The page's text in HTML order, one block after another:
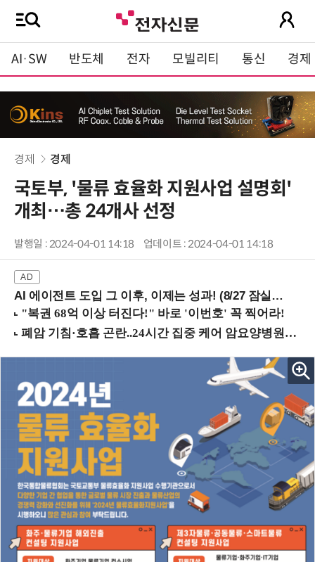
AI·SW 반도체 전자 모빌리티 통신 경제
경제 경제
국토부, '물류 효율화 지원사업 설명회'
개최…총 24개사 선정
발행일 : 2024-04-01 14:18 업데이트 : 2024-04-01 14:18
AI 에이전트 도입 그 이후, 이제는 성과! (8/27 잠실역)